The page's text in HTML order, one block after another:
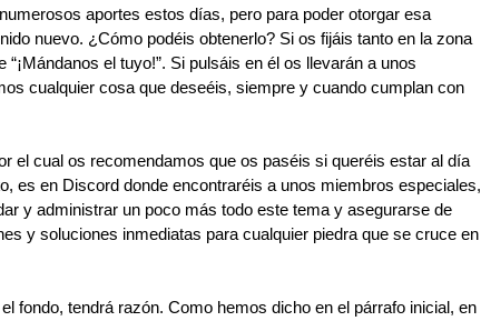
aportes estos días, pero para poder otorgar esa
nuevo. ¿Cómo podéis obtenerlo? Si os fijáis tanto en la zona
el tuyo!”. Si pulsáis en él os llevarán a unos
cualquier cosa que deseéis, siempre y cuando cumplan con
el cual os recomendamos que os paséis si queréis estar al día
es en Discord donde encontraréis a unos miembros especiales,
y administrar un poco más todo este tema y asegurarse de
y soluciones inmediatas para cualquier piedra que se cruce en
fondo, tendrá razón. Como hemos dicho en el párrafo inicial, en